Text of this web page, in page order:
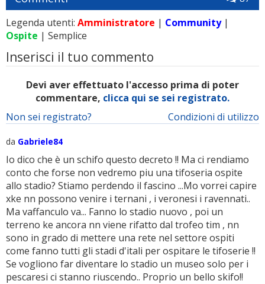
Legenda utenti: Amministratore | Community|
Ospite | Semplice
Inserisci il tuo commento
Devi aver effettuato l'accesso prima di poter
commentare, clicca qui se sei registrato.
Condizioni di utilizzo
Non sei registrato?
da Gabriele84
Io dico che è un schifo questo decreto !! Ma ci rendiamo
conto che forse non vedremo piu una tifoseria ospite
allo stadio? Stiamo perdendo il fascino ...Mo vorrei capire
xke nn possono venire i ternani , i veronesi i ravennati..
Ma vaffanculo va... Fanno lo stadio nuovo , poi un
terreno ke ancora nn viene rifatto dal trofeo tim , nn
sono in grado di mettere una rete nel settore ospiti
come fanno tutti gli stadi d'itali per ospitare le tifoserie !!
Se vogliono far diventare lo stadio un museo solo per i
pescaresi ci stanno riuscendo.. Proprio un bello skifo!!